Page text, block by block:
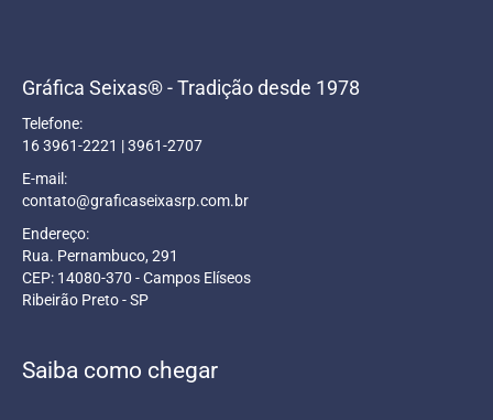
Gráfica Seixas® - Tradição desde 1978
Telefone:
16 3961-2221 | 3961-2707
E-mail:
contato@graficaseixasrp.com.br
Endereço:
Rua. Pernambuco, 291
CEP: 14080-370 - Campos Elíseos
Ribeirão Preto - SP
Saiba como chegar